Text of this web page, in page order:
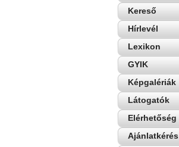
Kereső
Hírlevél
Lexikon
GYIK
Képgalériák
Látogatók
Elérhetőség
Ajánlatkérés